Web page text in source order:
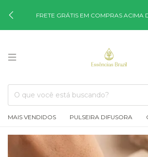
FRETE GRÁTIS EM COMPRAS ACIMA
MAIS VENDIDOS PULSEIRA DIFUSORA